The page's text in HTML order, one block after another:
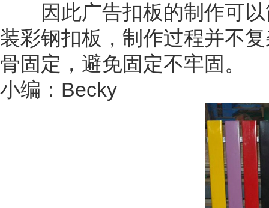
因此广告扣板的制作可以
装彩钢扣板，制作过程并不
骨固定，避免固定不牢固。
小编：Becky